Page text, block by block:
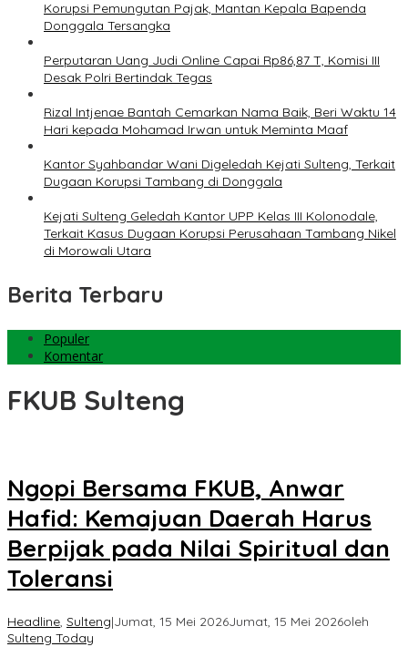
Korupsi Pemungutan Pajak, Mantan Kepala Bapenda
Donggala Tersangka
Perputaran Uang Judi Online Capai Rp86,87 T, Komisi III
Desak Polri Bertindak Tegas
Rizal Intjenae Bantah Cemarkan Nama Baik, Beri Waktu 14
Hari kepada Mohamad Irwan untuk Meminta Maaf
Kantor Syahbandar Wani Digeledah Kejati Sulteng, Terkait
Dugaan Korupsi Tambang di Donggala
Kejati Sulteng Geledah Kantor UPP Kelas III Kolonodale,
Terkait Kasus Dugaan Korupsi Perusahaan Tambang Nikel
di Morowali Utara
Berita Terbaru
Populer
Komentar
FKUB Sulteng
Ngopi Bersama FKUB, Anwar
Hafid: Kemajuan Daerah Harus
Berpijak pada Nilai Spiritual dan
Toleransi
Headline, Sulteng|Jumat, 15 Mei 2026Jumat, 15 Mei 2026oleh
Sulteng Today